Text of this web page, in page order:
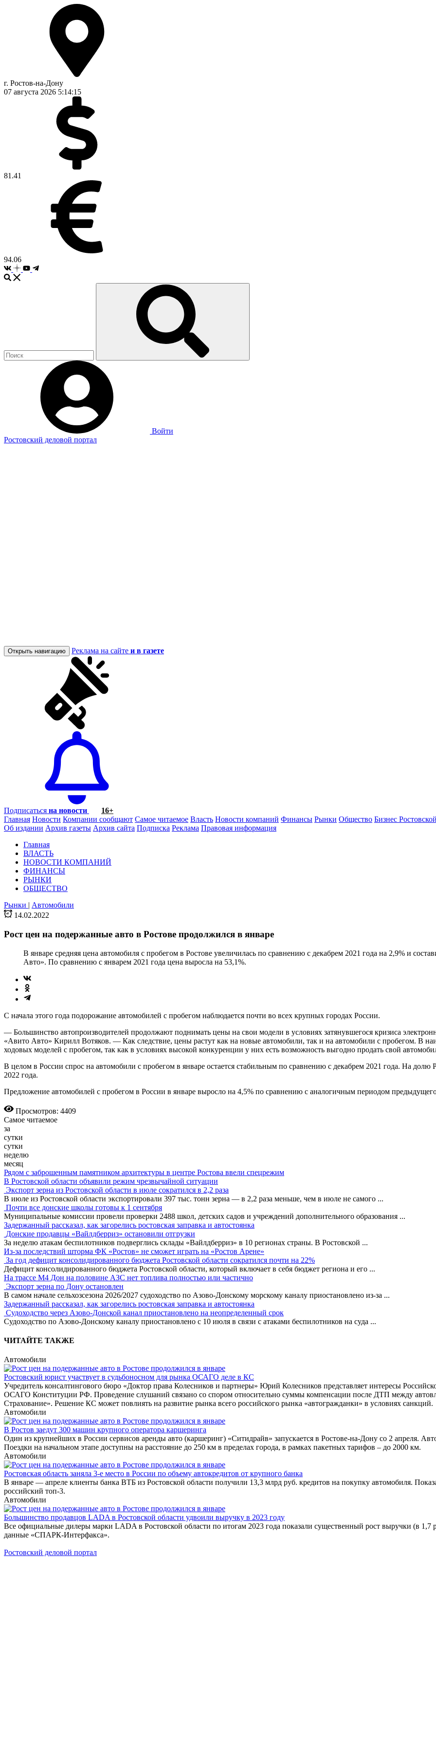
г. Ростов-на-Дону
07 августа 2026 5:14:15
81.41
94.06
Войти
Ростовский деловой портал
Открыть навигацию Реклама на сайте и в газете
Подписаться на новости
16+
Главная Новости Компании сообщают Самое читаемое Власть Новости компаний Финансы Рынки Общество Бизнес
Об издании Архив газеты Архив сайта Подписка Реклама Правовая информация
Главная
ВЛАСТЬ
НОВОСТИ КОМПАНИЙ
ФИНАНСЫ
РЫНКИ
ОБЩЕСТВО
Рынки | Автомобили
14.02.2022
Рост цен на подержанные авто в Ростове продолжился в январе
В январе средняя цена автомобиля с пробегом в Ростове увеличилась по сравнению с декабрем 2021 года на 2,9% и
Авто». По сравнению с январем 2021 года цена выросла на 53,1%.
С начала этого года подорожание автомобилей с пробегом наблюдается почти во всех крупных городах России.
— Большинство автопроизводителей продолжают поднимать цены на свои модели в условиях затянувшегося кризиса
«Авито Авто» Кирилл Вотяков. — Как следствие, цены растут как на новые автомобили, так и на автомобили с пробегом. В
ходовых моделей с пробегом, так как в условиях высокой конкуренции у них есть возможность выгодно продать свой
В целом в России спрос на автомобили с пробегом в январе остается стабильным по сравнению с декабрем 2021 года. На долю
2022 года.
Предложение автомобилей с пробегом в России в январе выросло на 4,5% по сравнению с аналогичным периодом
Просмотров: 4409
Самое читаемое
за
сутки
сутки
неделю
месяц
Рядом с заброшенным памятником архитектуры в центре Ростова ввели спецрежим
В Ростовской области объявили режим чрезвычайной ситуации
Экспорт зерна из Ростовской области в июле сократился в 2,2 раза
В июле из Ростовской области экспортировали 397 тыс. тонн зерна — в 2,2 раза меньше, чем в июле не самого ...
Почти все донские школы готовы к 1 сентября
Муниципальные комиссии провели проверки 2488 школ, детских садов и учреждений дополнительного образования ...
Задержанный рассказал, как загорелись ростовская заправка и автостоянка
Донские продавцы «Вайлдберриз» остановили отгрузки
За неделю атакам беспилотников подверглись склады «Вайлдберриз» в 10 регионах страны. В Ростовской ...
Из-за последствий шторма ФК «Ростов» не сможет играть на «Ростов Арене»
За год дефицит консолидированного бюджета Ростовской области сократился почти на 22%
Дефицит консолидированного бюджета Ростовской области, который включает в себя бюджет региона и его ...
На трассе М4 Дон на половине АЗС нет топлива полностью или частично
Экспорт зерна по Дону остановлен
В самом начале сельхозсезона 2026/2027 судоходство по Азово-Донскому морскому каналу приостановлено из-за ...
Задержанный рассказал, как загорелись ростовская заправка и автостоянка
Судоходство через Азово-Донской канал приостановлено на неопределенный срок
Судоходство по Азово-Донскому каналу приостановлено с 10 июля в связи с атаками беспилотников на суда ...
ЧИТАЙТЕ ТАКЖЕ
Автомобили
Ростовский юрист участвует в судьбоносном для рынка ОСАГО деле в КС
Учредитель консалтингового бюро «Доктор права Колесников и партнеры» Юрий Колесников представляет интересы
ОСАГО Конституции РФ. Проведение слушаний связано со спором относительно суммы компенсации после ДТП между
Страхование». Решение КС может повлиять на развитие рынка всего российского рынка «автогражданки» в условиях санкций.
Автомобили
В Ростов заедут 300 машин крупного оператора каршеринга
Один из крупнейших в России сервисов аренды авто (каршеринг) «Ситидрайв» запускается в Ростове-на-Дону со 2 апреля.
Поездки на начальном этапе доступны на расстояние до 250 км в пределах города, в рамках пакетных тарифов – до 2000 км.
Автомобили
Ростовская область заняла 3-е место в России по объему автокредитов от крупного банка
В январе — апреле клиенты банка ВТБ из Ростовской области получили 13,3 млрд руб. кредитов на покупку автомобиля.
российский топ-3.
Автомобили
Большинство продавцов LADA в Ростовской области удвоили выручку в 2023 году
Все официальные дилеры марки LADA в Ростовской области по итогам 2023 года показали существенный рост выручки (в 1,7
данные «СПАРК-Интерфакса».
Ростовский деловой портал